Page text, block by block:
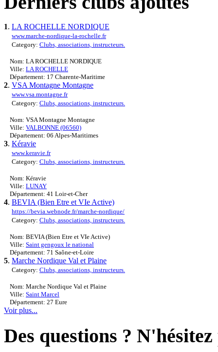
1. LA ROCHELLE NORDIQUE
www.marche-nordique-la-rochelle.fr
Category: Clubs, associations, instructeurs.
Nom: LA ROCHELLE NORDIQUE
Ville: LA ROCHELLE
Département: 17 Charente-Maritime
2. VSA Montagne Montagne
www.vsa.montagne.fr
Category: Clubs, associations, instructeurs.
Nom: VSA Montagne Montagne
Ville: VALBONNE (06560)
Département: 06 Alpes-Maritimes
3. Kéravie
www.keravie.fr
Category: Clubs, associations, instructeurs.
Nom: Kéravie
Ville: LUNAY
Département: 41 Loir-et-Cher
4. BEVIA (Bien Etre et VIe Active)
https://bevia.webnode.fr/marche-nordique/
Category: Clubs, associations, instructeurs.
Nom: BEVIA (Bien Etre et VIe Active)
Ville: Saint gengoux le national
Département: 71 Saône-et-Loire
5. Marche Nordique Val et Plaine
Category: Clubs, associations, instructeurs.
Nom: Marche Nordique Val et Plaine
Ville: Saint Marcel
Département: 27 Eure
Voir plus...
Des questions ?